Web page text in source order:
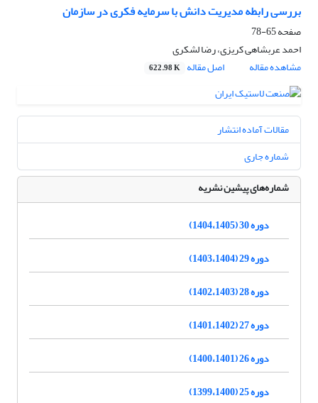
بررسی رابطه مدیریت دانش با سرمایه فکری در سازمان
صفحه65-78
احمد عربشاهی کریزی، رضا لشکری
مشاهده مقاله
اصل مقاله 622.98 K
مقالات آماده انتشار
شماره جاری
شماره‌های پیشین نشریه
دوره 30 (1404،1405)
دوره 29 (1403،1404)
دوره 28 (1402،1403)
دوره 27 (1401،1402)
دوره 26 (1400،1401)
دوره 25 (1399،1400)